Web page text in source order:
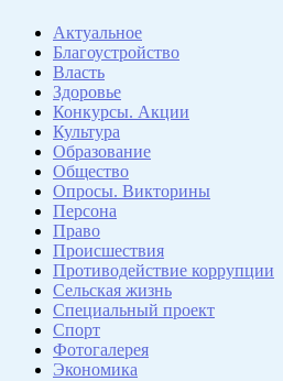
Актуальное
Благоустройство
Власть
Здоровье
Конкурсы. Акции
Культура
Образование
Общество
Опросы. Викторины
Персона
Право
Происшествия
Противодействие коррупции
Сельская жизнь
Специальный проект
Спорт
Фотогалерея
Экономика